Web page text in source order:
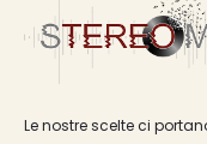
Le nostre scelte ci